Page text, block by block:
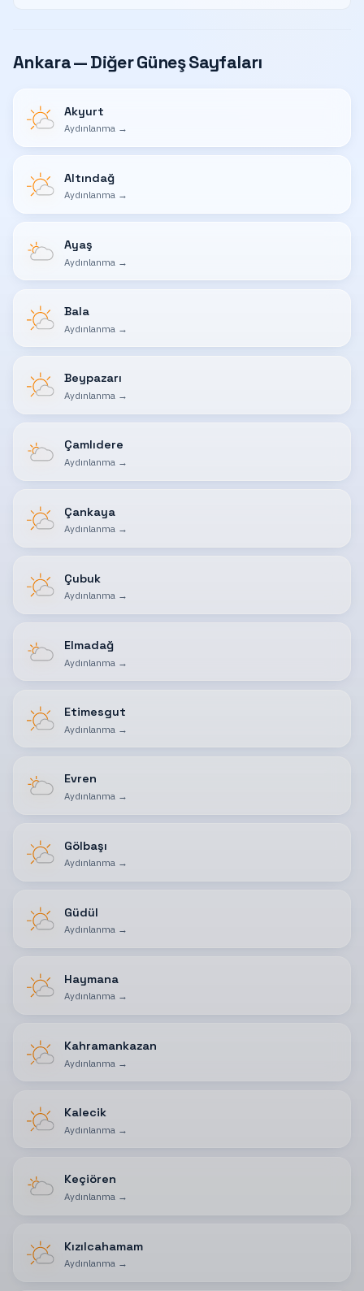
Ankara — Diğer Güneş Sayfaları
Akyurt
Aydınlanma→
Altındağ
Aydınlanma→
Ayaş
Aydınlanma →
Bala
Aydınlanma →
Beypazarı
Aydınlanma →
Çamlıdere
Aydınlanma→
Çankaya
Aydınlanma→
Çubuk
Aydınlanma→
Elmadağ
Aydınlanma →
Etimesgut
Aydınlanma →
Evren
Aydınlanma →
Gölbaşı
Aydınlanma→
Güdül
Aydınlanma→
Haymana
Aydınlanma→
Kahramankazan
Aydınlanma →
Kalecik
Aydınlanma →
Keçiören
Aydınlanma →
Kızılcahamam
Aydınlanma→